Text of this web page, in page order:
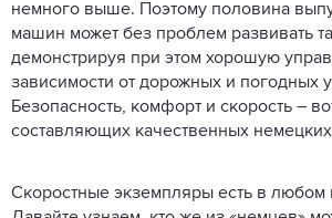
немного выше. Поэтому половина
машин может без проблем развивать
демонстрируя при этом хорошую
зависимости от дорожных и погодных
Безопасность, комфорт и скорость –
составляющих качественных
Скоростные экземпляры есть в любом